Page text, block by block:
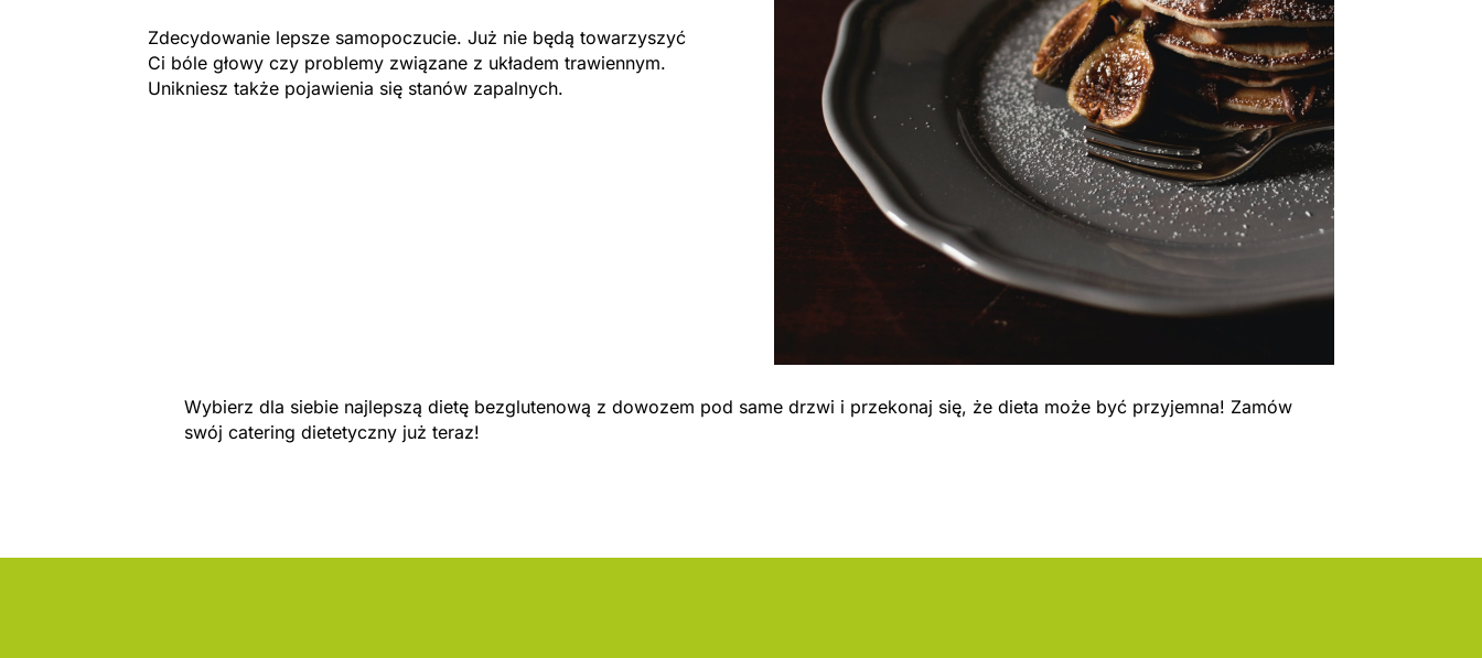
Zdecydowanie lepsze samopoczucie. Już nie będą towarzyszyć
Ci bóle głowy czy problemy związane z układem trawiennym.
Unikniesz także pojawienia się stanów zapalnych.
Wybierz dla siebie najlepszą dietę bezglutenową z dowozem pod same drzwi i przekonaj się, że dieta może być przyjemna! Zamów
swój catering dietetyczny już teraz!